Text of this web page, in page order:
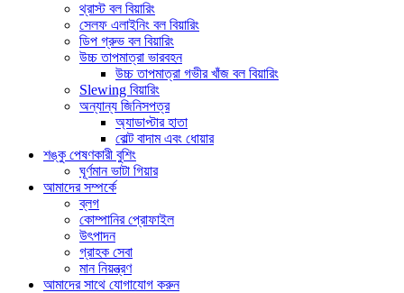
থ্রাস্ট বল বিয়ারিং
সেলফ এলাইনিং বল বিয়ারিং
ডিপ গ্রুভ বল বিয়ারিং
উচ্চ তাপমাত্রা ভারবহন
উচ্চ তাপমাত্রা গভীর খাঁজ বল বিয়ারিং
Slewing বিয়ারিং
অন্যান্য জিনিসপত্র
অ্যাডাপ্টার হাতা
বোল্ট বাদাম এবং ধোয়ার
শঙ্কু পেষণকারী বুশিং
ঘূর্ণমান ভাটা গিয়ার
আমাদের সম্পর্কে
ব্লগ
কোম্পানির প্রোফাইল
উৎপাদন
গ্রাহক সেবা
মান নিয়ন্ত্রণ
আমাদের সাথে যোগাযোগ করুন